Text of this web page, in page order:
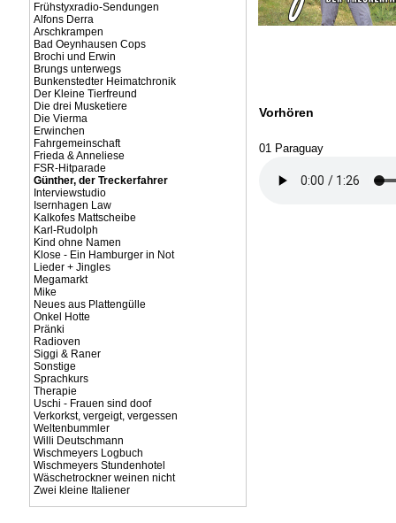
Frühstyxradio-Sendungen
Alfons Derra
Arschkrampen
Bad Oeynhausen Cops
Brochi und Erwin
Brungs unterwegs
Bunkenstedter Heimatchronik
Der Kleine Tierfreund
Die drei Musketiere
Die Vierma
Erwinchen
Fahrgemeinschaft
Frieda & Anneliese
FSR-Hitparade
Günther, der Treckerfahrer
Interviewstudio
Isernhagen Law
Kalkofes Mattscheibe
Karl-Rudolph
Kind ohne Namen
Klose - Ein Hamburger in Not
Lieder + Jingles
Megamarkt
Mike
Neues aus Plattengülle
Onkel Hotte
Pränki
Radioven
Siggi & Raner
Sonstige
Sprachkurs
Therapie
Uschi - Frauen sind doof
Verkorkst, vergeigt, vergessen
Weltenbummler
Willi Deutschmann
Wischmeyers Logbuch
Wischmeyers Stundenhotel
Wäschetrockner weinen nicht
Zwei kleine Italiener
Vorhören
01 Paraguay